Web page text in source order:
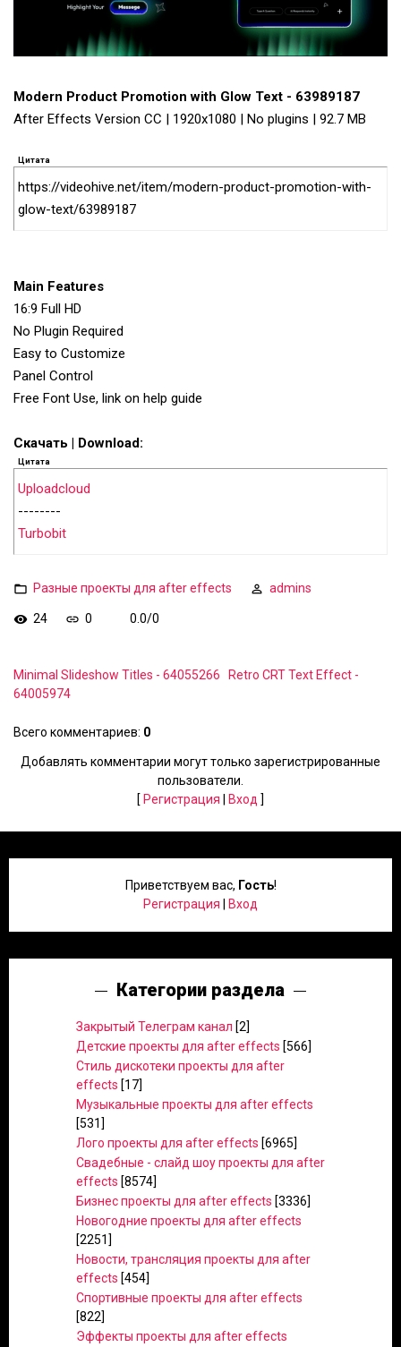
Modern Product Promotion with Glow Text - 63989187
After Effects Version CC | 1920x1080 | No plugins | 92.7 MB
Цитата
https://videohive.net/item/modern-product-promotion-with-
glow-text/63989187
Main Features
16:9 Full HD
No Plugin Required
Easy to Customize
Panel Control
Free Font Use, link on help guide
Скачать | Download:
Цитата
Uploadcloud
--------
Turbobit
Разные проекты для after effects admins
24 0 0.0/0
Minimal Slideshow Titles - 64055266
Retro CRT Text Effect -
64005974
Всего комментариев: 0
Добавлять комментарии могут только зарегистрированные
пользователи.
[ Регистрация Вход ]
Приветствуем вас, Гость!
Регистрация
Вход
Категории раздела
Закрытый Телеграм канал [2]
Детские проекты для after effects [566]
Стиль дискотеки проекты для after
effects [17]
Музыкальные проекты для after effects
[531]
Лого проекты для after effects [6965]
Свадебные - слайд шоу проекты для after
effects [8574]
Бизнес проекты для after effects [3336]
Новогодние проекты для after effects
[2251]
Новости, трансляция проекты для after
effects [454]
Спортивные проекты для after effects
[822]
Эффекты проекты для after effects